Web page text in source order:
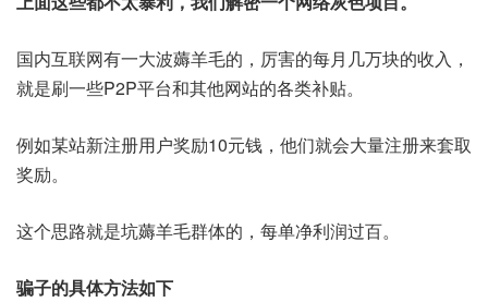
国内互联网有一大波薅羊毛的，厉害的每月几万块的收入，
就是刷一些P2P平台和其他网站的各类补贴。
例如某站新注册用户奖励10元钱，他们就会大量注册来套取
奖励。
这个思路就是坑薅羊毛群体的，每单净利润过百。
骗子的具体方法如下